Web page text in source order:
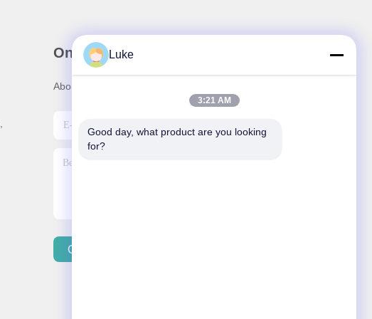
Onze Nieuwsbrief
Abonneer u op onze nieuwsbrief voor kortingen en meer.
Contacteer Ons
Luke
3:21 AM
Good day, what product are you looking
for?